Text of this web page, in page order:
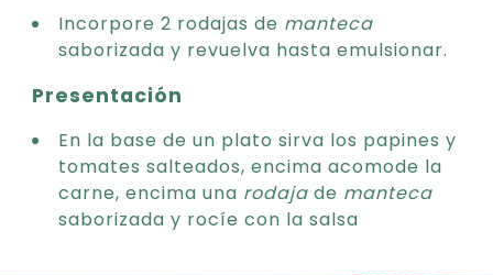
Incorpore 2 rodajas de manteca
saborizada y revuelva hasta emulsionar.
Presentación
En la base de un plato sirva los papines y
tomates salteados, encima acomode la
carne, encima una rodaja de manteca
saborizada y rocíe con la salsa